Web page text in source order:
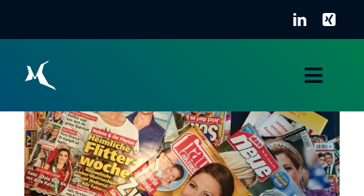
springen
Toggle
Über mich
Portfolio